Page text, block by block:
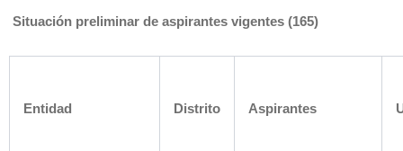
Situación preliminar de aspirantes vigentes (165)
Entidad Distrito Aspirantes